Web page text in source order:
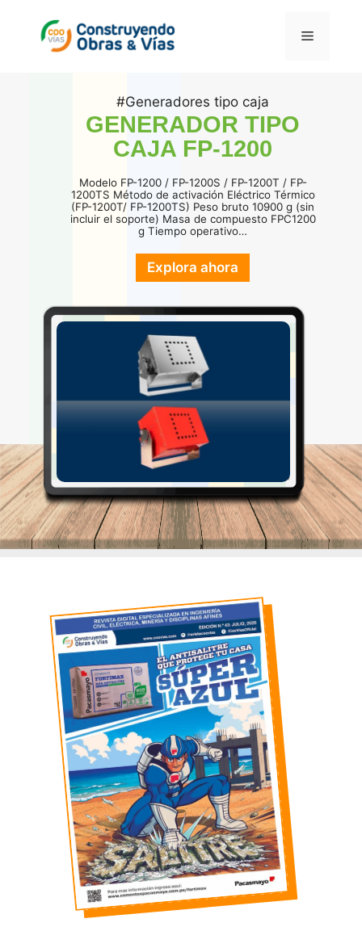
contenido
Menú
#Generadores tipo caja
GENERADOR TIPO
CAJA FP-1200
Modelo FP-1200 / FP-1200S / FP-1200T / FP-
1200TS Método de activación Eléctrico Térmico
(FP-1200T/ FP-1200TS) Peso bruto 10900 g (sin
incluir el soporte) Masa de compuesto FPC1200
g Tiempo operativo…
Explora ahora